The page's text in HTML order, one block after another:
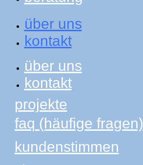
über uns
kontakt
über uns
kontakt
projekte
faq (häufige fragen)
kundenstimmen